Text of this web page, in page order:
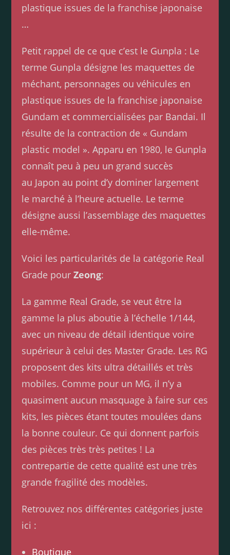
plastique issues de la franchise japonaise
…
Petit rappel de ce que c’est le Gunpla : Le
terme Gunpla désigne les maquettes de
méchant, personnages ou véhicules en
plastique issues de la franchise japonaise
Gundam et commercialisées par Bandai. Il
résulte de la contraction de « Gundam
plastic model ». Apparu en 1980, le Gunpla
connaît peu à peu un grand succès
au Japon au point d’y dominer largement
le marché à l’heure actuelle. Le terme
désigne aussi l’assemblage des maquettes
elle-même.
Voici les particularités de la catégorie Real
Grade pourZeong:
La gamme Real Grade, se veut être la
gamme la plus aboutie à l’échelle 1/144,
avec un niveau de détail identique voire
supérieur à celui des Master Grade. Les RG
proposent des kits ultra détaillés et très
mobiles. Comme pour un MG, il n’y a
quasiment aucun masquage à faire sur ces
kits, les pièces étant toutes moulées dans
la bonne couleur. Ce qui donnent parfois
des pièces très très petites ! La
contrepartie de cette qualité est une très
grande fragilité des modèles.
Retrouvez nos différentes catégories juste
ici :
Boutique